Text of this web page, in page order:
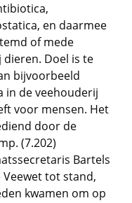
en daarmee
of mede
Doel is te
bijvoorbeeld
in de veehouderij
voor mensen. Het
door de
(7.202)
Bartels
Veewet tot stand,
kwamen om op